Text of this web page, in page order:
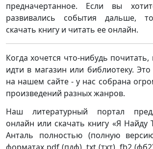
предначертанное. Если вы
развивались события дальше,
скачать книгу и читать ее онлайн.
Когда хочется что-нибудь
идти в магазин или библиотеку.
на нашем сайте - у нас собрана
произведений разных жанров.
Наш литературный портал
онлайн или скачать книгу «Я Найду
Анталь полностью (полную